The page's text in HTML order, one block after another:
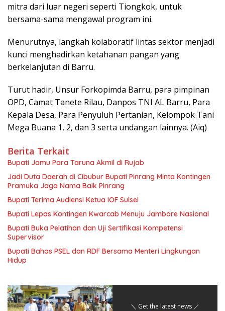
mitra dari luar negeri seperti Tiongkok, untuk
bersama-sama mengawal program ini.
Menurutnya, langkah kolaboratif lintas sektor menjadi
kunci menghadirkan ketahanan pangan yang
berkelanjutan di Barru.
Turut hadir, Unsur Forkopimda Barru, para pimpinan
OPD, Camat Tanete Rilau, Danpos TNI AL Barru, Para
Kepala Desa, Para Penyuluh Pertanian, Kelompok Tani
Mega Buana 1, 2, dan 3 serta undangan lainnya. (Aiq)
Berita Terkait
Bupati Jamu Para Taruna Akmil di Rujab
Jadi Duta Daerah di Cibubur Bupati Pinrang Minta Kontingen
Pramuka Jaga Nama Baik Pinrang
Bupati Terima Audiensi Ketua IOF Sulsel
Bupati Lepas Kontingen Kwarcab Menuju Jambore Nasional
Bupati Buka Pelatihan dan Uji Sertifikasi Kompetensi
Supervisor
Bupati Bahas PSEL dan RDF Bersama Menteri Lingkungan
Hidup
＼ Get the latest news ／